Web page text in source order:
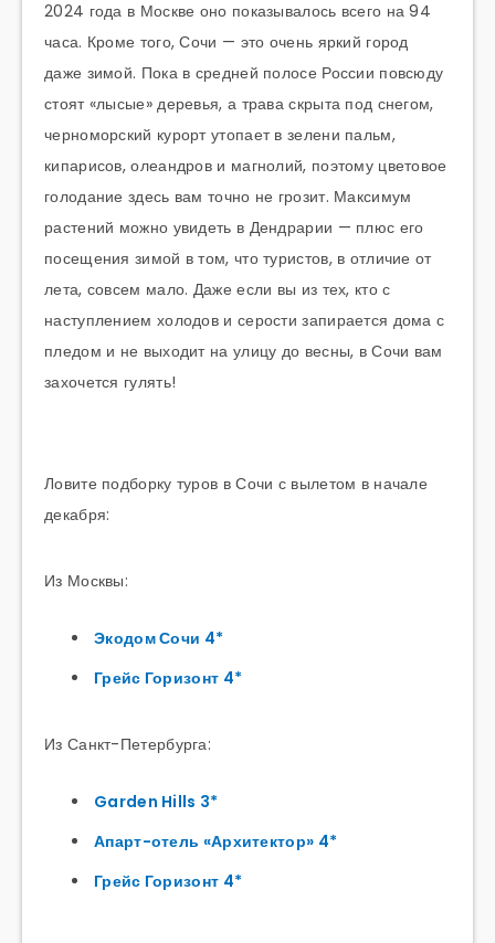
2024 года в Москве оно показывалось всего на 94
часа. Кроме того, Сочи — это очень яркий город
даже зимой. Пока в средней полосе России повсюду
стоят «лысые» деревья, а трава скрыта под снегом,
черноморский курорт утопает в зелени пальм,
кипарисов, олеандров и магнолий, поэтому цветовое
голодание здесь вам точно не грозит. Максимум
растений можно увидеть в Дендрарии — плюс его
посещения зимой в том, что туристов, в отличие от
лета, совсем мало. Даже если вы из тех, кто с
наступлением холодов и серости запирается дома с
пледом и не выходит на улицу до весны, в Сочи вам
захочется гулять!
Ловите подборку туров в Сочи с вылетом в начале
декабря:
Из Москвы:
Экодом Сочи 4*
Грейс Горизонт 4*
Из Санкт-Петербурга:
Garden Hills 3*
Апарт-отель «Архитектор» 4*
Грейс Горизонт 4*